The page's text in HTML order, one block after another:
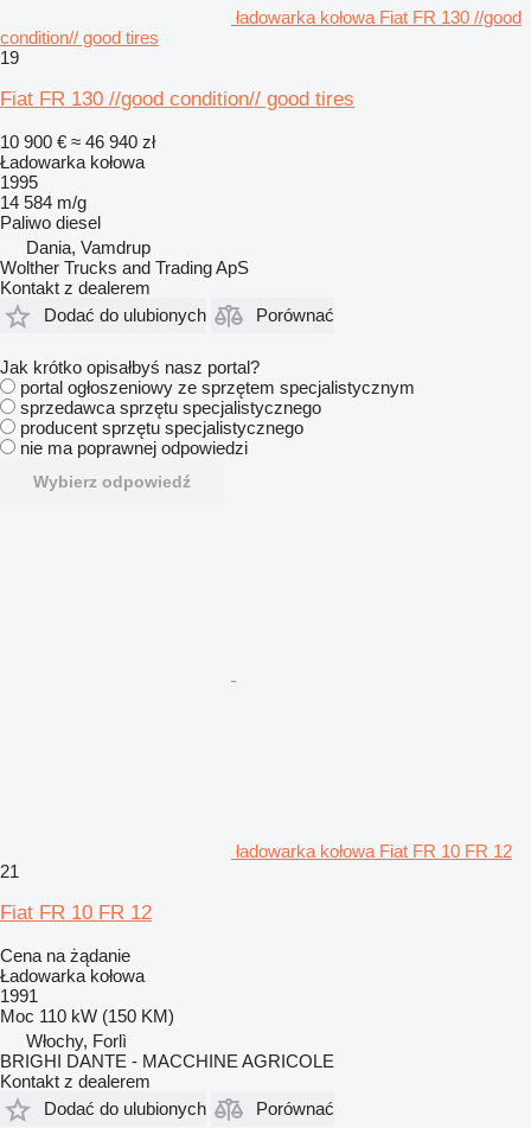
ładowarka kołowa Fiat FR 130 //good
condition// good tires
19
Fiat FR 130 //good condition// good tires
10 900 € ≈ 46 940 zł
Ładowarka kołowa
1995
14 584 m/g
Paliwo diesel
Dania, Vamdrup
Wolther Trucks and Trading ApS
Kontakt z dealerem
Dodać do ulubionych
Porównać
Jak krótko opisałbyś nasz portal?
portal ogłoszeniowy ze sprzętem specjalistycznym
sprzedawca sprzętu specjalistycznego
producent sprzętu specjalistycznego
nie ma poprawnej odpowiedzi
Wybierz odpowiedź
ładowarka kołowa Fiat FR 10 FR 12
21
Fiat FR 10 FR 12
Cena na żądanie
Ładowarka kołowa
1991
Moc 110 kW (150 KM)
Włochy, Forlì
BRIGHI DANTE - MACCHINE AGRICOLE
Kontakt z dealerem
Dodać do ulubionych
Porównać